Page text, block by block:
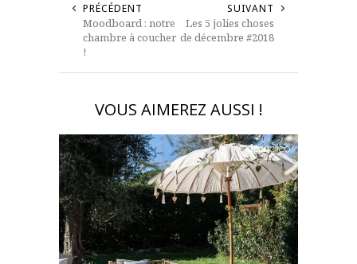
PRÉCÉDENT
Moodboard : notre
chambre à coucher
!
SUIVANT
Les 5 jolies choses
de décembre #2018
VOUS AIMEREZ AUSSI !